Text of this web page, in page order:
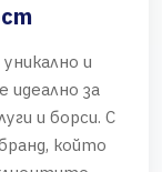
и
идеално за
и борси. С
който